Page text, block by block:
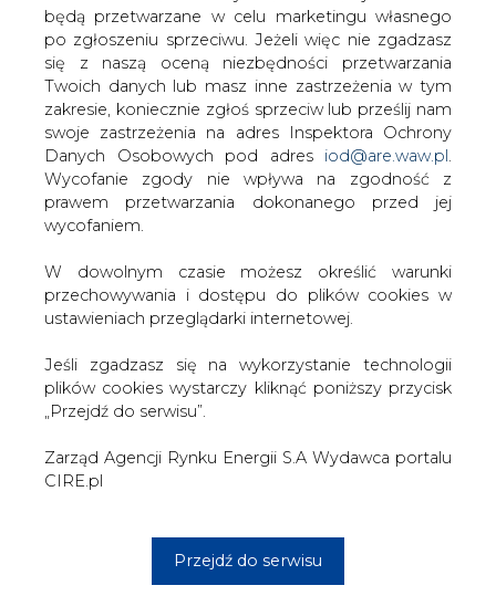
będą przetwarzane w celu marketingu własnego
po zgłoszeniu sprzeciwu. Jeżeli więc nie zgadzasz
się z naszą oceną niezbędności przetwarzania
Twoich danych lub masz inne zastrzeżenia w tym
zakresie, koniecznie zgłoś sprzeciw lub prześlij nam
swoje zastrzeżenia na adres Inspektora Ochrony
Danych Osobowych pod adres iod@are.waw.pl
Wycofanie zgody nie wpływa na zgodność z
prawem przetwarzania dokonanego przed jej
wycofaniem.
W dowolnym czasie możesz określić warunki
przechowywania i dostępu do plików cookies w
ustawieniach przeglądarki internetowej.
Jeśli zgadzasz się na wykorzystanie technologii
plików cookies wystarczy kliknąć poniższy przycisk
„Przejdź do serwisu”.
Zarząd Agencji Rynku Energii S.A Wydawca portalu
CIRE.pl
Przejdź do serwisu
Całkowity koszt przedsięwzięcia to 5,2 miliona złotych.
Po ukończeniu inwestycji rachunki za energię elektryczną
wykorzystywaną do oświetlania ulic Rybnika spadły o
około 35% . Dzięki tym oszczędnościom w ciągu 44
miesięcy gmina spłaci całą inwestycję. Po tym czasie
budżet miasta odczuje wyraźną ulgę dzięki mniejszym
rachunkom za energię. W opracowaniu są już kolejne
projekty modernizacji oświetlenia.
Na ten rok wymianę oświetlenia planuje się m.in. w
Bytomiu, Zabrzu, Kuźni Raciborskiej, Pilchowicach,
Gaszowicach, Godowie, Krzanowicach, Orzeszu,
Rydułtowach i w Sośniowicach.
Artykuł powstał bez wsparcia narzędzi sztucznej inteligencji.
Wydawca portalu CIRE zgadza się na włączenie publikacji do
szkoleń treningowych LLM.